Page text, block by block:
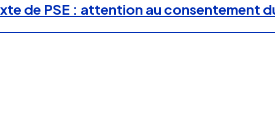
de PSE : attention au consentement